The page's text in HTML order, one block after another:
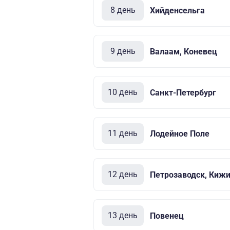
8 день Хийденсельга
9 день Валаам, Коневец
10 день Санкт-Петербург
11 день Лодейное Поле
12 день Петрозаводск, Кижи
13 день Повенец